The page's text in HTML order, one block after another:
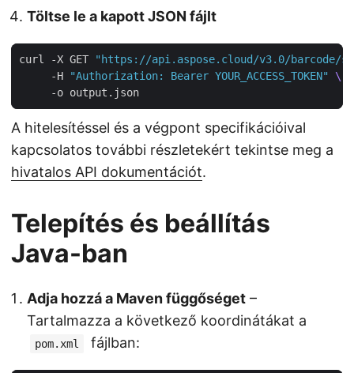
Töltse le a kapott JSON fájlt
curl -X GET
"https://api.aspose.cloud/v3.0/
     -H
"Authorization: Bearer YOUR_ACCESS_TOKEN"
A hitelesítéssel és a végpont specifikációival
kapcsolatos további részletekért tekintse meg a
hivatalos API dokumentációt.
Telepítés és beállítás
Java-ban
Adja hozzá a Maven függőséget –
Tartalmazza a következő koordinátákat a
pom.xml fájlban: